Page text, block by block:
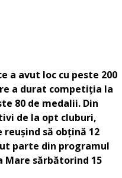
a avut loc cu peste 200
a durat competiţia la
80 de medalii. Din
de la opt cluburi,
să obţină 12
parte din programul
Mare sărbătorind 15